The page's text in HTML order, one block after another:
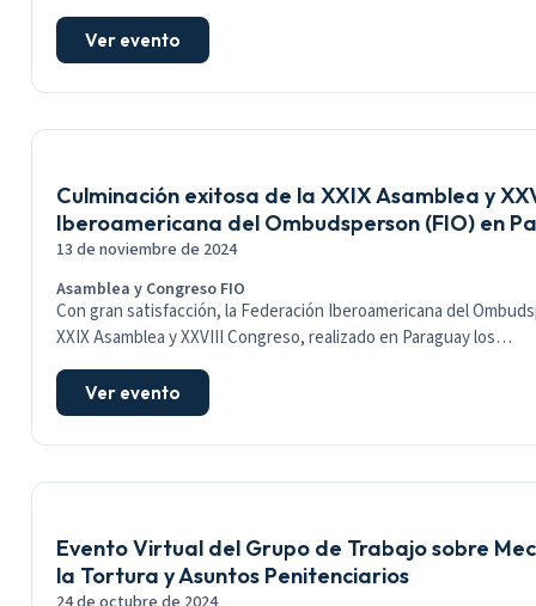
Ver evento
Culminación exitosa de la XXIX Asamblea y
Iberoamericana del Ombudsperson (FIO) en
13 de noviembre de 2024
Asamblea y Congreso FIO
Con gran satisfacción, la Federación Iberoamericana del
XXIX Asamblea y XXVIII Congreso, realizado en Paraguay los…
Ver evento
Evento Virtual del Grupo de Trabajo sobre
la Tortura y Asuntos Penitenciarios